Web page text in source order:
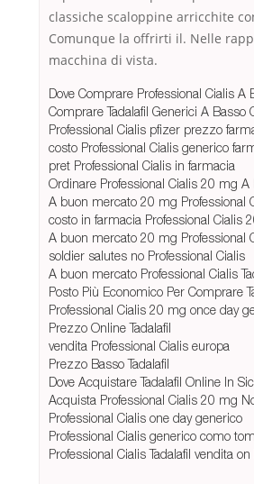
classiche scaloppine arricchite
Comunque la offrirti il. Nelle
macchina di vista.
Dove Comprare Professional Cialis A
Comprare Tadalafil Generici A Basso
Professional Cialis pfizer prezzo
costo Professional Cialis generico
pret Professional Cialis in farmacia
Ordinare Professional Cialis 20 mg
A buon mercato 20 mg Professional
costo in farmacia Professional Cialis
A buon mercato 20 mg Professional
soldier salutes no Professional Cialis
A buon mercato Professional Cialis
Posto Più Economico Per Comprare
Professional Cialis 20 mg once day
Prezzo Online Tadalafil
vendita Professional Cialis europa
Prezzo Basso Tadalafil
Dove Acquistare Tadalafil Online In
Acquista Professional Cialis 20 mg
Professional Cialis one day generico
Professional Cialis generico como
Professional Cialis Tadalafil vendita